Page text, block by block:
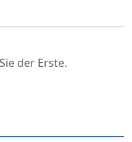
der Erste.